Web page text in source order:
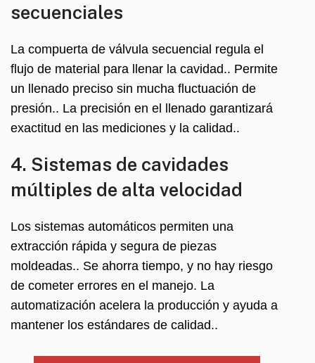
secuenciales
La compuerta de válvula secuencial regula el
flujo de material para llenar la cavidad.. Permite
un llenado preciso sin mucha fluctuación de
presión.. La precisión en el llenado garantizará
exactitud en las mediciones y la calidad..
4. Sistemas de cavidades
múltiples de alta velocidad
Los sistemas automáticos permiten una
extracción rápida y segura de piezas
moldeadas.. Se ahorra tiempo, y no hay riesgo
de cometer errores en el manejo. La
automatización acelera la producción y ayuda a
mantener los estándares de calidad..